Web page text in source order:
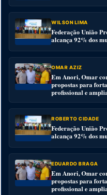
WILSON LIMA
Federação União
alcança 92% dos
OMAR AZIZ
Em Anori, Omar
propostas para
profissional e
ROBERTO CIDADE
Federação União
alcança 92% dos
EDUARDO BRAGA
Em Anori, Omar
propostas para
profissional e